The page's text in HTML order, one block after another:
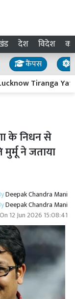
देश विदेश
कैंपस
Tiranga Yatra
के निधन से
मुर्मू ने जताया
Deepak Chandra Mani
Deepak Chandra Mani
On 12 Jun 2026 15:08:41